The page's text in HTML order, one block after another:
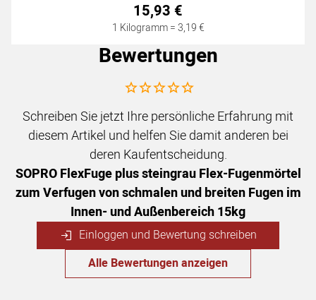
15,93 €
1 Kilogramm =3,19€
Bewertungen
Noch keine Bewertungen abgegeben
Schreiben Sie jetzt Ihre persönliche Erfahrung mit
diesem Artikel und helfen Sie damit anderen bei
deren Kaufentscheidung.
SOPRO FlexFuge plus steingrau Flex-Fugenmörtel
zum Verfugen von schmalen und breiten Fugen im
Innen- und Außenbereich 15kg
Einloggen und Bewertung schreiben
Alle Bewertungen anzeigen